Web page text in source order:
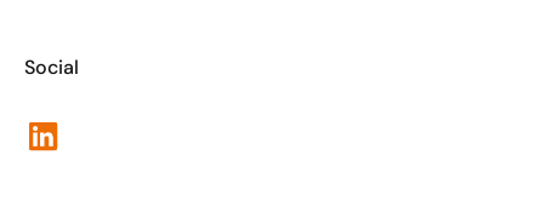
Social
LinkedIn